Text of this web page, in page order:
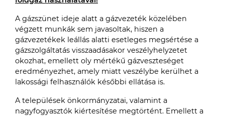
A gázszünet ideje alatt a gázvezeték közelében
végzett munkák sem javasoltak, hiszen a
gázvezetékek leállás alatti esetleges megsértése a
gázszolgáltatás visszaadásakor veszélyhelyzetet
okozhat, emellett oly mértékű gázveszteséget
eredményezhet, amely miatt veszélybe kerülhet a
lakossági felhasználók későbbi ellátása is.
A települések önkormányzatai, valamint a
nagyfogyasztók kiértesítése megtörtént. Emellett a